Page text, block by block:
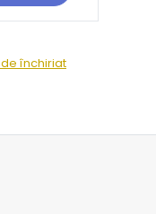
închiriat